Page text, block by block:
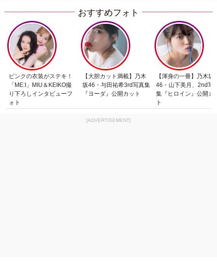
おすすめフォト
ピンクの衣装がステキ！
「ME:I」MIU＆KEIKO撮
り下ろしインタビューフ
ォト
【大胆カット満載】乃木
坂46・与田祐希3rd写真集
『ヨーダ』公開カット
【渾身の一冊】乃木坂
46・山下美月、2nd写
集『ヒロイン』公開カ
ト
[ADVERTISEMENT]